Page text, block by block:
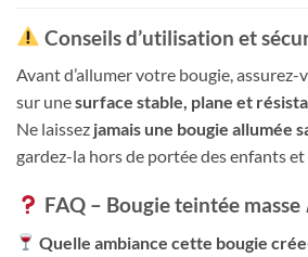
Conseils d’utilisation et
Avant d’allumer votre bougie, assurez-
sur unesurface stable, plane et
Ne laissez jamais une bougie allumée
gardez-la hors de portée des enfants
FAQ – Bougie teintée masse
Quelle ambiance cette bougie